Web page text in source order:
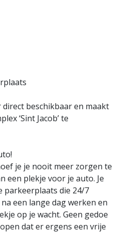
beschikbaar en maakt
‘Sint Jacob’ te
je je nooit meer zorgen te
een plekje voor je auto. Je
parkeerplaats die 24/7
een lange dag werken en
op je wacht. Geen gedoe
dat er ergens een vrije